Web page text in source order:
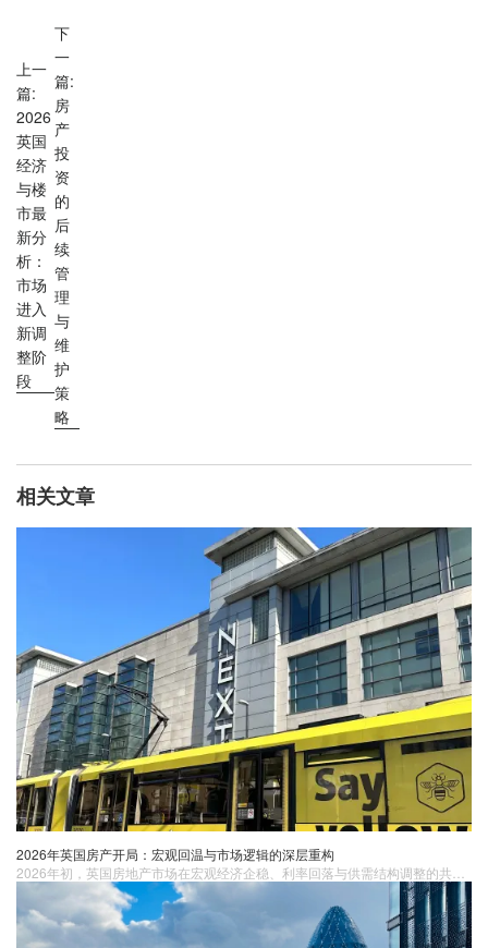
上一
篇:
2026
英国
经济
与楼
市最
新分
析：
市场
进入
新调
整阶
段
下
一
篇:
房
产
投
资
的
后
续
管
理
与
维
护
策
略
相关文章
2026年英国房产开局：宏观回温与市场逻辑的深层重构